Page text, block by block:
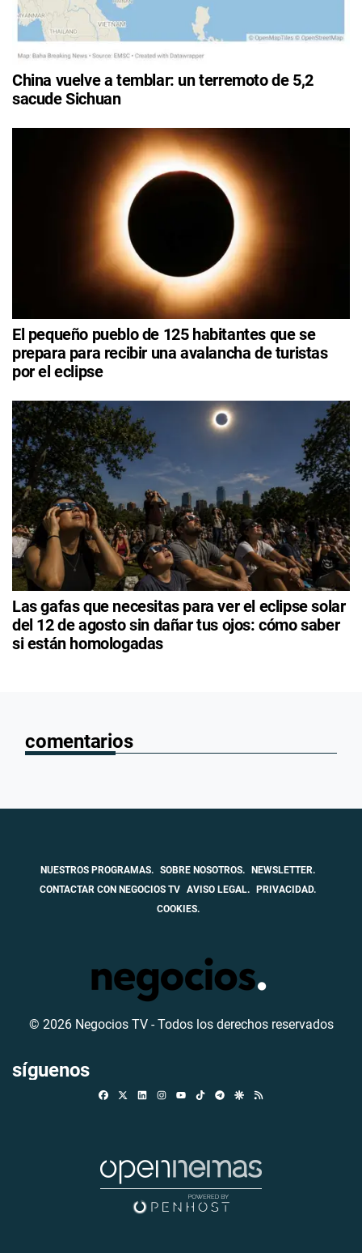
China vuelve a temblar: un terremoto de 5,2
sacude Sichuan
El pequeño pueblo de 125 habitantes que se
prepara para recibir una avalancha de turistas
por el eclipse
Las gafas que necesitas para ver el eclipse solar
del 12 de agosto sin dañar tus ojos: cómo saber
si están homologadas
comentarios
NUESTROS PROGRAMAS. SOBRE NOSOTROS. NEWSLETTER.
CONTACTAR CON NEGOCIOS TV AVISO LEGAL. PRIVACIDAD.
COOKIES.
© 2026 Negocios TV - Todos los derechos reservados
síguenos
FacebookLinkedinInstagramTikTokTelegramGoogle Discover